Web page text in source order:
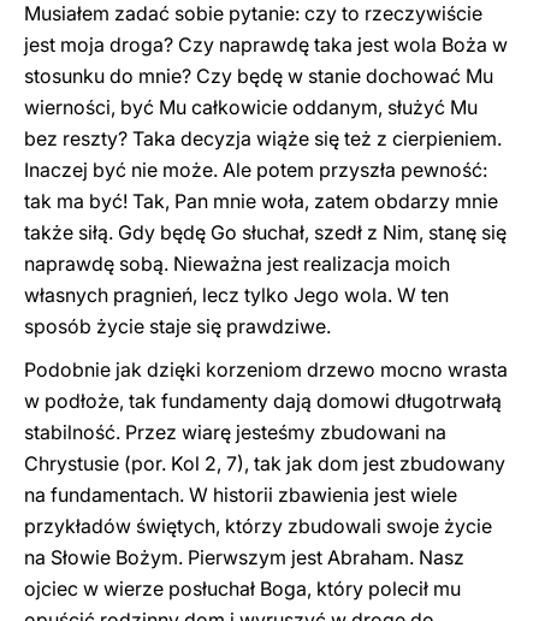
Musiałem zadać sobie pytanie: czy to rzeczywiście
jest moja droga? Czy naprawdę taka jest wola Boża w
stosunku do mnie? Czy będę w stanie dochować Mu
wierności, być Mu całkowicie oddanym, służyć Mu
bez reszty? Taka decyzja wiąże się też z cierpieniem.
Inaczej być nie może. Ale potem przyszła pewność:
tak ma być! Tak, Pan mnie woła, zatem obdarzy mnie
także siłą. Gdy będę Go słuchał, szedł z Nim, stanę się
naprawdę sobą. Nieważna jest realizacja moich
własnych pragnień, lecz tylko Jego wola. W ten
sposób życie staje się prawdziwe.
Podobnie jak dzięki korzeniom drzewo mocno wrasta
w podłoże, tak fundamenty dają domowi długotrwałą
stabilność. Przez wiarę jesteśmy zbudowani na
Chrystusie (por. Kol 2, 7), tak jak dom jest zbudowany
na fundamentach. W historii zbawienia jest wiele
przykładów świętych, którzy zbudowali swoje życie
na Słowie Bożym. Pierwszym jest Abraham. Nasz
ojciec w wierze posłuchał Boga, który polecił mu